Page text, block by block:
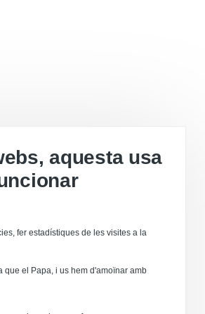
aquesta usa
fer estadístiques de les visites a la
que el Papa, i us hem d'amoïnar amb